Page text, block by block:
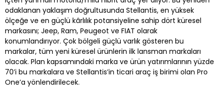
odaklanan yaklaşım doğrultusunda Stellantis, en yüksek
ölçeğe ve en güçlü kârlılık potansiyeline sahip dört küresel
markasını; Jeep, Ram, Peugeot ve FIAT olarak
konumlandırıyor. Çok bölgeli güçlü varlık gösteren bu
markalar, tüm yeni küresel ürünlerin ilk lansman markaları
olacak. Plan kapsamındaki marka ve ürün yatırımlarının yüzde
70’i bu markalara ve Stellantis’in ticari araç iş birimi olan Pro
One’a yönlendirilecek.